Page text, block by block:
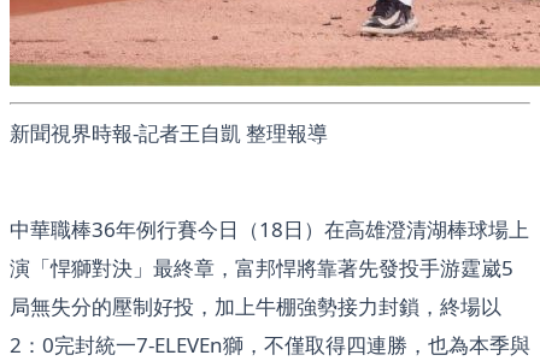
新聞視界時報-記者王自凱 整理報導
中華職棒36年例行賽今日（18日）在高雄澄清湖棒球場上
演「悍獅對決」最終章，富邦悍將靠著先發投手游霆崴5
局無失分的壓制好投，加上牛棚強勢接力封鎖，終場以
2：0完封統一7-ELEVEn獅，不僅取得四連勝，也為本季與